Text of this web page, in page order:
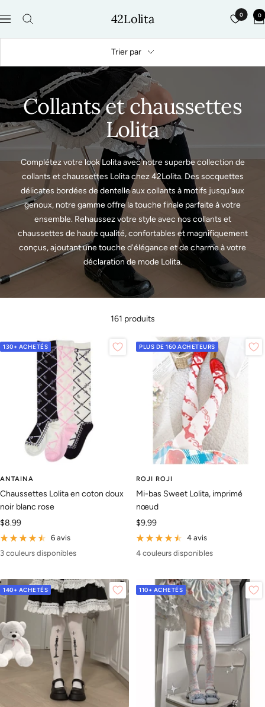
au
Navigation 42Lolita 0 0
Trier par
Collants et chaussettes
Lolita
Complétez votre look Lolita avec notre superbe collection de
collants et chaussettes Lolita chez 42Lolita. Des socquettes
délicates bordées de dentelle aux collants à motifs jusqu'aux
genoux, notre gamme offre la touche finale parfaite à votre
ensemble. Rehaussez votre style avec nos collants et
chaussettes de haute qualité, confortables et magnifiquement
conçus, ajoutant une touche d'élégance et de charme à votre
déclaration de mode Lolita.
161 produits
130+ ACHETÉS
ANTAINA
Chaussettes Lolita en coton doux
noir blanc rose
Prix
de
vente
$8.99
6 avis
3 couleurs disponibles
PLUS DE 160 ACHETEURS
ROJI ROJI
Mi-bas Sweet Lolita, imprimé
nœud
Prix
de
vente
$9.99
4 avis
4 couleurs disponibles
140+ ACHETÉS 110+ ACHETÉS